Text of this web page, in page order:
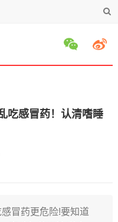
吃感冒药！认清嗜睡
冒药更危险!要知道